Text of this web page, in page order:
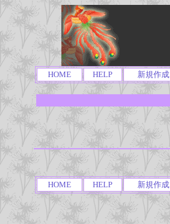
HOME HELP 新規作成
HOME HELP 新規作成